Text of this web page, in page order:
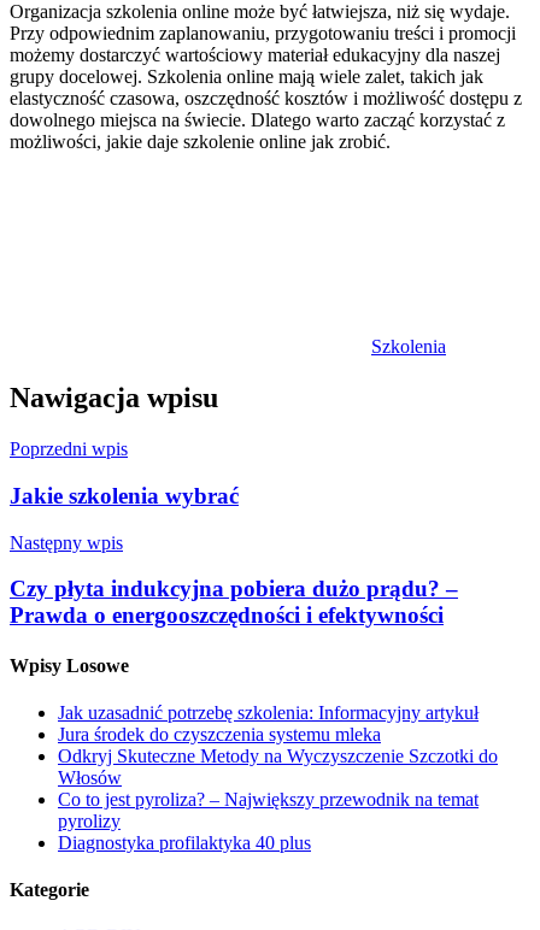
Organizacja szkolenia online może być łatwiejsza, niż się wydaje.
Przy odpowiednim zaplanowaniu, przygotowaniu treści i promocji
możemy dostarczyć wartościowy materiał edukacyjny dla naszej
grupy docelowej. Szkolenia online mają wiele zalet, takich jak
elastyczność czasowa, oszczędność kosztów i możliwość dostępu z
dowolnego miejsca na świecie. Dlatego warto zacząć korzystać z
możliwości, jakie daje szkolenie online jak zrobić.
Szkolenia
Nawigacja wpisu
Poprzedni wpis
Jakie szkolenia wybrać
Następny wpis
Czy płyta indukcyjna pobiera dużo prądu? –
Prawda o energooszczędności i efektywności
Wpisy Losowe
Jak uzasadnić potrzebę szkolenia: Informacyjny artykuł
Jura środek do czyszczenia systemu mleka
Odkryj Skuteczne Metody na Wyczyszczenie Szczotki do
Włosów
Co to jest pyroliza? – Największy przewodnik na temat
pyrolizy
Diagnostyka profilaktyka 40 plus
Kategorie